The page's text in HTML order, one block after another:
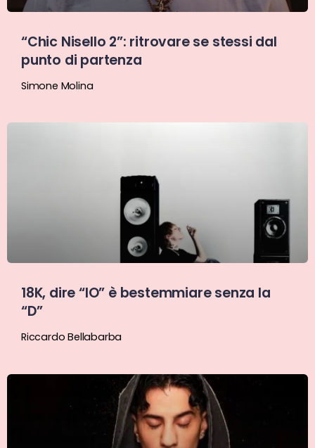
“Chic Nisello 2”: ritrovare se stessi dal
punto di partenza
Simone Molina
18K, dire “IO” è bestemmiare senza la
“D”
Riccardo Bellabarba